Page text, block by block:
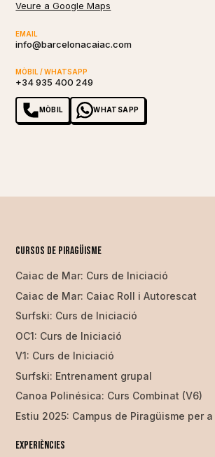
Veure a Google Maps
EMAIL
info@barcelonacaiac.com
MÒBIL / WHATSAPP
+34 935 400 249
MÒBIL WHATSAPP
Cursos de piragüisme
Caiac de Mar: Curs de Iniciació
Caiac de Mar: Caiac Roll i Autorescat
Surfski: Curs de Iniciació
OC1: Curs de Iniciació
V1: Curs de Iniciació
Surfski: Entrenament grupal
Canoa Polinésica: Curs Combinat (V6)
Estiu 2025: Campus de Piragüisme per
Experiències